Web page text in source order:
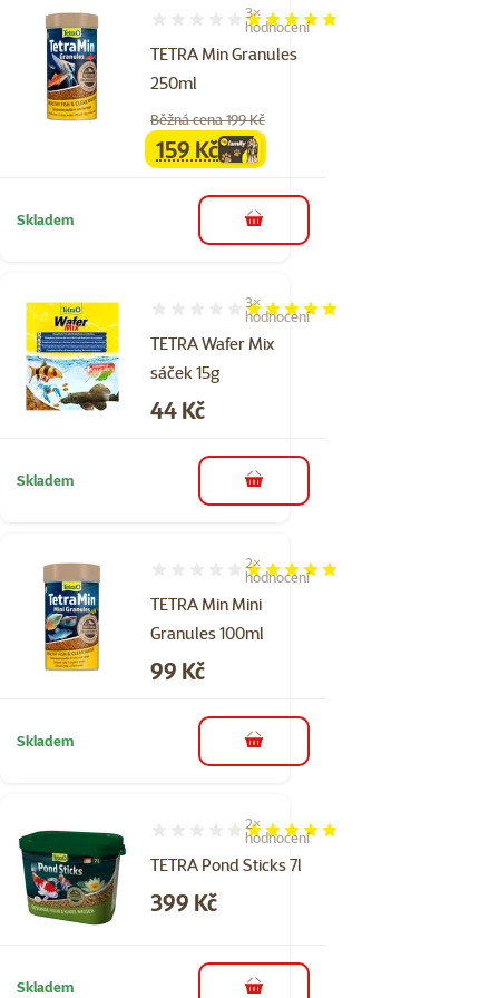
TETRA Min Granules
250ml
Hodnocení 100%, počet hodnocení: 3
3×
hodnocení
Běžná cena 199 Kč
familycena
159 Kč
Skladem do košíku
TETRA Wafer Mix
sáček 15g
Hodnocení 100%, počet hodnocení: 3
3×
hodnocení
Cena
44 Kč
Skladem do košíku
TETRA Min Mini
Granules 100ml
Hodnocení 100%, počet hodnocení: 2
2×
hodnocení
Cena
99 Kč
Skladem do košíku
TETRA Pond Sticks 7l
Hodnocení 100%, počet hodnocení: 2
2×
hodnocení
Cena
399 Kč
Skladem